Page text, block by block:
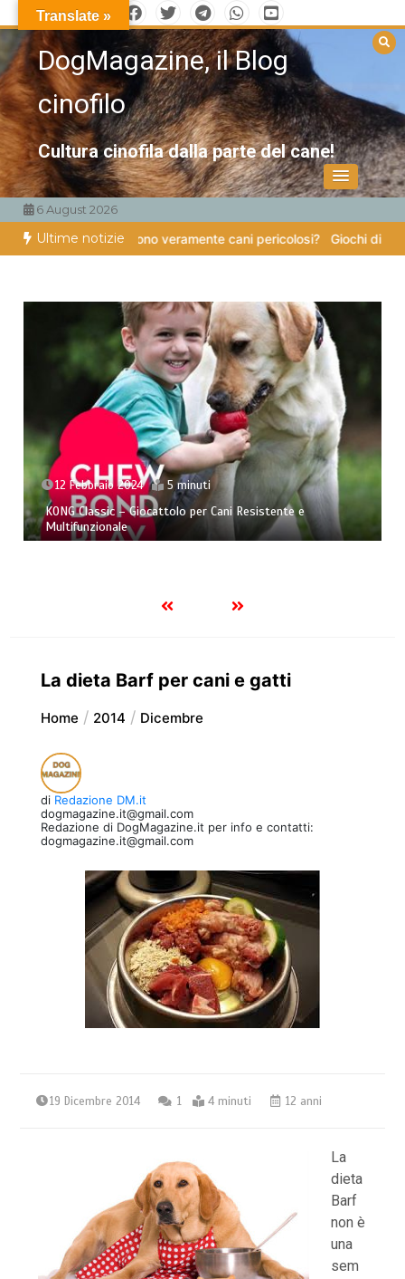
al
contenutoDogMagazine, il Blog
cinofilo
Cultura cinofila dalla parte del cane!
6 August 2026
Ultime notizie
Esistono veramente cani pericolosi? Giochi di attivazione
5 minuti
per Cani Resistente e
26 Novembre 2023
Ansia da separazione
affrontarla al meglio!
La dieta Barf per cani e gatti
Home 2014 Dicembre
di Redazione DM.it
dogmagazine.it@gmail.com
Redazione di DogMagazine.it per info e contatti:
dogmagazine.it@gmail.com
19 Dicembre 2014 1 4 minuti 12 anni
La
dieta
Barf
non è
una
sem
Translate »